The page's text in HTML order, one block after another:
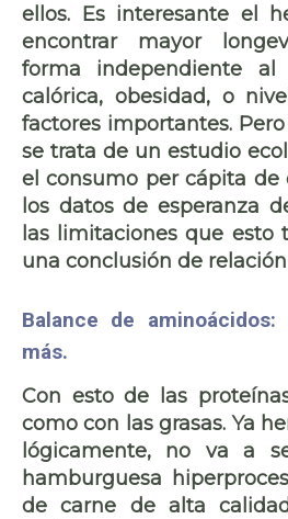
ellos. Es interesante el
encontrar mayor
forma independiente
calórica, obesidad, o
factores importantes.
se trata de un estudio
el consumo per cápita de
los datos de esperanza
las limitaciones que esto
una conclusión de
Balance de
más.
Con esto de las
como con las grasas. Ya
lógicamente, no va a
hamburguesa
de carne de alta